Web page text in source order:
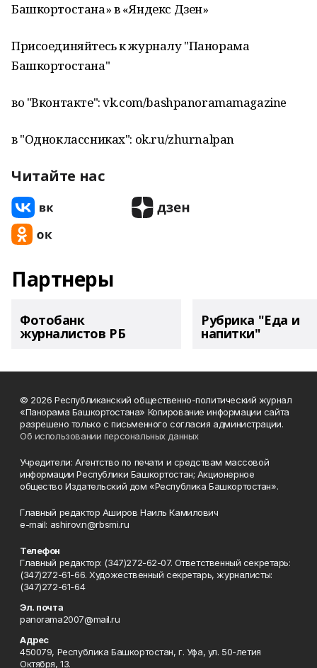
Башкортостана» в «Яндекс Дзен»
Присоединяйтесь к журналу "Панорама
Башкортостана"
во "Вконтакте": vk.com/bashpanoramamagazine
в "Одноклассниках": ok.ru/zhurnalpan
Читайте нас
Партнеры
Фотобанк
журналистов РБ
Рубрика "Еда и
напитки"
© 2026 Республиканский общественно-политический журнал
«Панорама Башкортостана» Копирование информации сайта
разрешено только с письменного согласия администрации.
Об использовании персональных данных
Учредители: Агентство по печати и средствам массовой
информации Республики Башкортостан; Акционерное
общество Издательский дом «Республика Башкортостан».
Главный редактор Аширов Наиль Камилович
e-mail: ashirov.n@rbsmi.ru
Телефон
Главный редактор: (347)272-62-07. Ответственный секретарь:
(347)272-61-66. Художественный секретарь, журналисты:
(347)272-61-64
Эл. почта
panorama2007@mail.ru
Адрес
450079, Республика Башкортостан, г. Уфа, ул. 50-летия
Октября, 13.